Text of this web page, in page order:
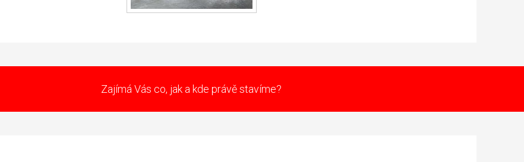
Zajímá Vás co, jak a kde právě stavíme?